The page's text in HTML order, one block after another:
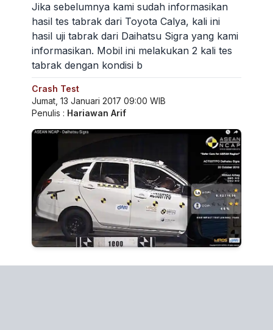
Jika sebelumnya kami sudah informasikan
hasil tes tabrak dari Toyota Calya, kali ini
hasil uji tabrak dari Daihatsu Sigra yang kami
informasikan. Mobil ini melakukan 2 kali tes
tabrak dengan kondisi b
Crash Test
Jumat, 13 Januari 2017 09:00 WIB
Penulis : Hariawan Arif